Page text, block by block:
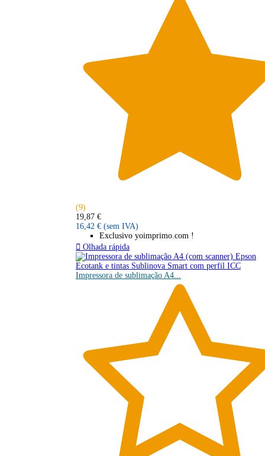
(9)
19,87 €
16,42 € (sem IVA)
Exclusivo yoimprimo.com !
 Olhada rápida
Impressora de sublimação A4...